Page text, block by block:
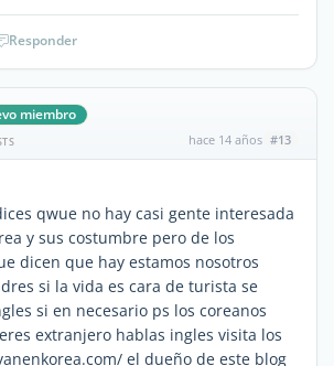
Responder
miembro
hace 14 años #13
qwue no hay casi gente interesada
y sus costumbre pero de los
dicen que hay estamos nosotros
si la vida es cara de turista se
si en necesario ps los coreanos
extranjero hablas ingles visita los
el dueño de este blog